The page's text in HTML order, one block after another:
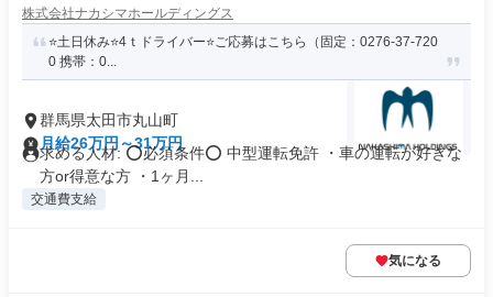
株式会社ナカシマホールディングス
⭐️土日休み⭐️4ｔドライバー⭐️ご応募はこちら（固定：0276-37-720
0 携帯：0...
群馬県太田市丸山町
月給26万円～31万円
求める人材: ⭕必須条件⭕ 中型運転免許 ・車の運転が好きな
方or得意な方 ・1ヶ月...
交通費支給
気になる